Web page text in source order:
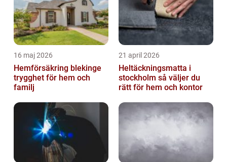
16 maj 2026
Hemförsäkring blekinge
trygghet för hem och
familj
21 april 2026
Heltäckningsmatta i
stockholm så väljer du
rätt för hem och kontor